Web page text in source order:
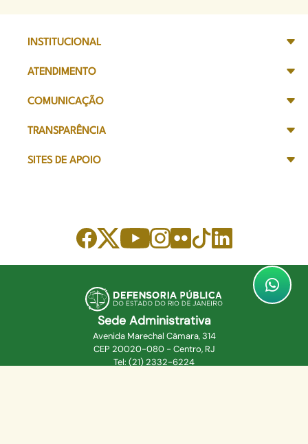
INSTITUCIONAL
ATENDIMENTO
COMUNICAÇÃO
TRANSPARÊNCIA
SITES DE APOIO
Sede Administrativa
Avenida Marechal Câmara, 314
CEP 20020-080 - Centro, RJ
Tel: (21) 2332-6224